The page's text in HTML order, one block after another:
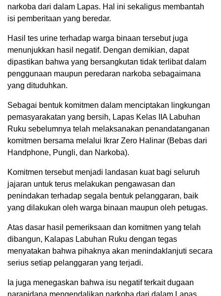
narkoba dari dalam Lapas. Hal ini sekaligus membantah
isi pemberitaan yang beredar.
Hasil tes urine terhadap warga binaan tersebut juga
menunjukkan hasil negatif. Dengan demikian, dapat
dipastikan bahwa yang bersangkutan tidak terlibat dalam
penggunaan maupun peredaran narkoba sebagaimana
yang dituduhkan.
Sebagai bentuk komitmen dalam menciptakan lingkungan
pemasyarakatan yang bersih, Lapas Kelas IIA Labuhan
Ruku sebelumnya telah melaksanakan penandatanganan
komitmen bersama melalui Ikrar Zero Halinar (Bebas dari
Handphone, Pungli, dan Narkoba).
Komitmen tersebut menjadi landasan kuat bagi seluruh
jajaran untuk terus melakukan pengawasan dan
penindakan terhadap segala bentuk pelanggaran, baik
yang dilakukan oleh warga binaan maupun oleh petugas.
Atas dasar hasil pemeriksaan dan komitmen yang telah
dibangun, Kalapas Labuhan Ruku dengan tegas
menyatakan bahwa pihaknya akan menindaklanjuti secara
serius setiap pelanggaran yang terjadi.
Ia juga menegaskan bahwa isu negatif terkait dugaan
narapidana mengendalikan narkoba dari dalam Lapas